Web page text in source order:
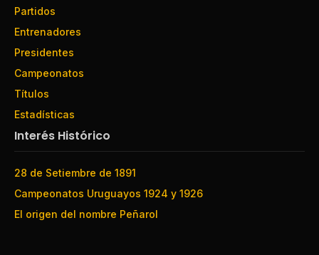
Partidos
Entrenadores
Presidentes
Campeonatos
Títulos
Estadísticas
Interés Histórico
28 de Setiembre de 1891
Campeonatos Uruguayos 1924 y 1926
El origen del nombre Peñarol